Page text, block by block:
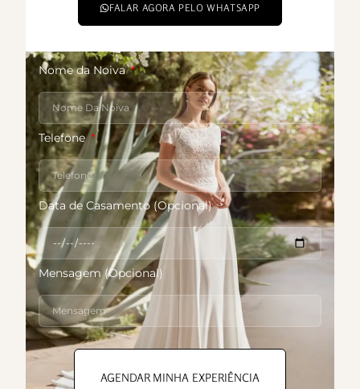
FALAR AGORA PELO WHATSAPP
Nome da Noiva
Telefone
Data de Casamento (Opcional)
Mensagem (Opcional)
AGENDAR MINHA EXPERIÊNCIA